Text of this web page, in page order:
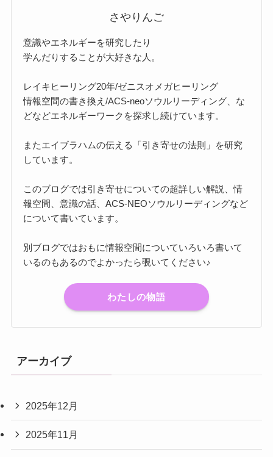
さやりんご
意識やエネルギーを研究したり
学んだりすることが大好きな人。
レイキヒーリング20年/ゼニスオメガヒーリング
情報空間の書き換え/ACS-neoソウルリーディング、な
どなどエネルギーワークを探求し続けています。
またエイブラハムの伝える「引き寄せの法則」を研究
しています。
このブログでは引き寄せについての超詳しい解説、情
報空間、意識の話、ACS-NEOソウルリーディングなど
について書いています。
別ブログではおもに情報空間についていろいろ書いて
いるのもあるのでよかったら覗いてください♪
わたしの物語
アーカイブ
2025年12月
2025年11月